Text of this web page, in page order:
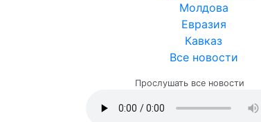
Молдова
Евразия
Кавказ
Все новости
Прослушать все новости